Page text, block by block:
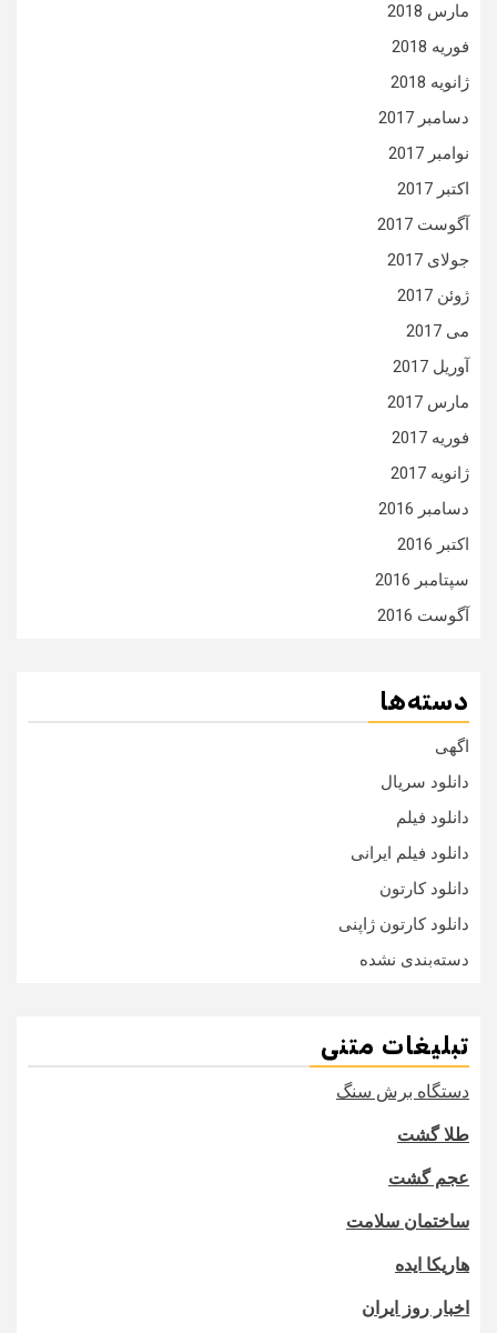
مارس 2018
فوریه 2018
ژانویه 2018
دسامبر 2017
نوامبر 2017
اکتبر 2017
آگوست 2017
جولای 2017
ژوئن 2017
می 2017
آوریل 2017
مارس 2017
فوریه 2017
ژانویه 2017
دسامبر 2016
اکتبر 2016
سپتامبر 2016
آگوست 2016
دسته‌ها
اگهی
دانلود سریال
دانلود فیلم
دانلود فیلم ایرانی
دانلود کارتون
دانلود کارتون ژاپنی
دسته‌بندی نشده
تبلیغات متنی
دستگاه برش سنگ
طلا گشت
عجم گشت
ساختمان سلامت
هاریکا ایده
اخبار روز ایران